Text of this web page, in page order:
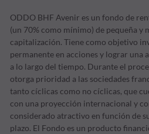
ODDO BHF Avenir es un fondo de
(un 70% como mínimo) de pequeña y
capitalización. Tiene como objetivo
permanente en acciones y lograr una
a lo largo del tiempo. Durante el
otorga prioridad a las sociedades
tanto cíclicas como no cíclicas, que
con una proyección internacional y
considerado atractivo en función de
plazo. El Fondo es un producto